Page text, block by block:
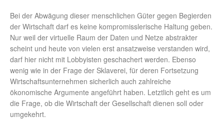
Bei der Abwägung dieser menschlichen Güter gegen Begierden
der Wirtschaft darf es keine kompromisslerische Haltung geben.
Nur weil der virtuelle Raum der Daten und Netze abstrakter
scheint und heute von vielen erst ansatzweise verstanden wird,
darf hier nicht mit Lobbyisten geschachert werden. Ebenso
wenig wie in der Frage der Sklaverei, für deren Fortsetzung
Wirtschaftsunternehmen sicherlich auch zahlreiche
ökonomische Argumente angeführt haben. Letztlich geht es um
die Frage, ob die Wirtschaft der Gesellschaft dienen soll oder
umgekehrt.